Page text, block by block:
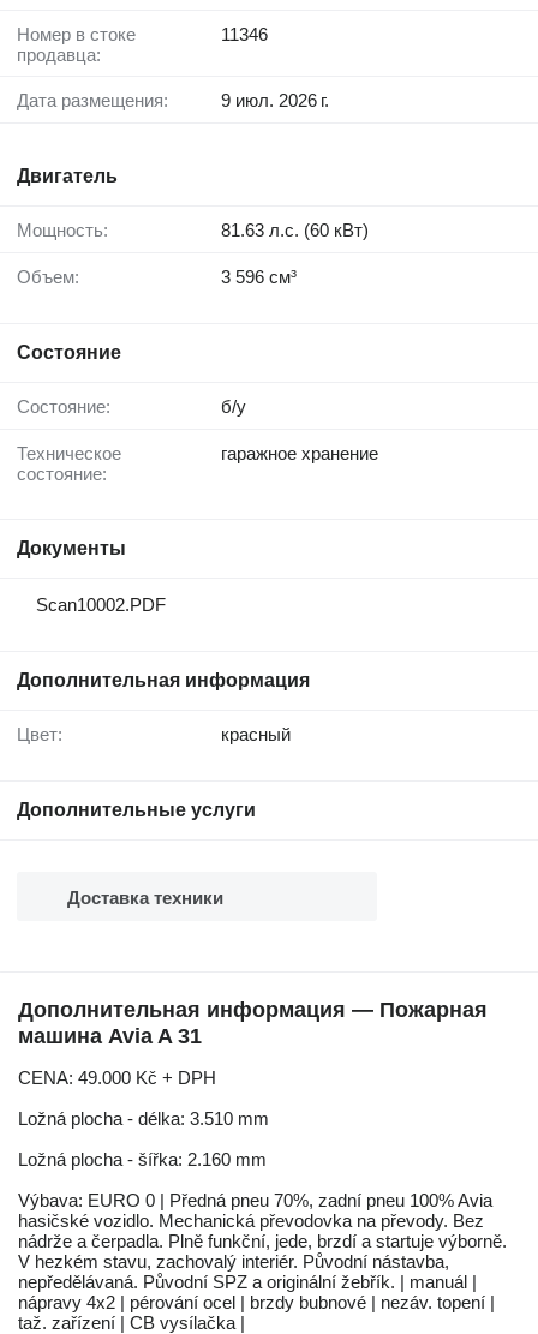
Номер в стоке
продавца:
11346
Дата размещения: 9 июл. 2026 г.
Двигатель
Мощность: 81.63 л.с. (60 кВт)
Объем: 3 596 см³
Состояние
Состояние: б/у
Техническое
состояние:
гаражное хранение
Документы
Scan10002.PDF
Дополнительная информация
Цвет: красный
Дополнительные услуги
Доставка техники
Дополнительная информация — Пожарная
машина Avia A 31
CENA: 49.000 Kč + DPH
Ložná plocha - délka: 3.510 mm
Ložná plocha - šířka: 2.160 mm
Výbava: EURO 0 | Předná pneu 70%, zadní pneu 100% Avia
hasičské vozidlo. Mechanická převodovka na převody. Bez
nádrže a čerpadla. Plně funkční, jede, brzdí a startuje výborně.
V hezkém stavu, zachovalý interiér. Původní nástavba,
nepředělávaná. Původní SPZ a originální žebřík. | manuál |
nápravy 4x2 | pérování ocel | brzdy bubnové | nezáv. topení |
taž. zařízení | CB vysílačka |